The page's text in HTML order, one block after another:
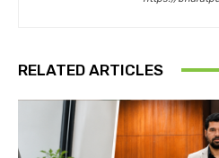
RELATED ARTICLES